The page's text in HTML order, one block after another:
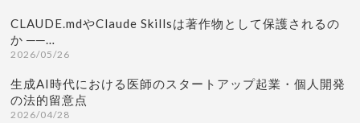
CLAUDE.mdやClaude Skillsは著作物として保護されるの
か ──…
2026/05/26
生成AI時代における医師のスタートアップ起業・個人開発
の法的留意点
2026/04/28